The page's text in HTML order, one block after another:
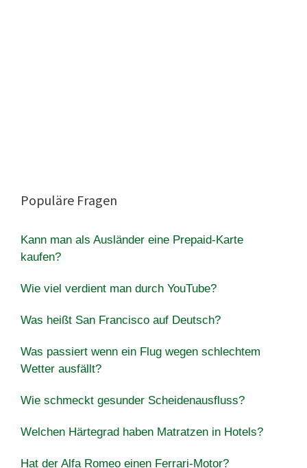
Populäre Fragen
Kann man als Ausländer eine Prepaid-Karte
kaufen?
Wie viel verdient man durch YouTube?
Was heißt San Francisco auf Deutsch?
Was passiert wenn ein Flug wegen schlechtem
Wetter ausfällt?
Wie schmeckt gesunder Scheidenausfluss?
Welchen Härtegrad haben Matratzen in Hotels?
Hat der Alfa Romeo einen Ferrari-Motor?